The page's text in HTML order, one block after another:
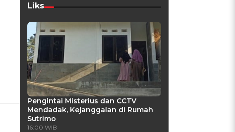
Liks
Pengintai Misterius dan CCTV
Mendadak, Kejanggalan di Rumah
Sutrimo
16:00 WIB